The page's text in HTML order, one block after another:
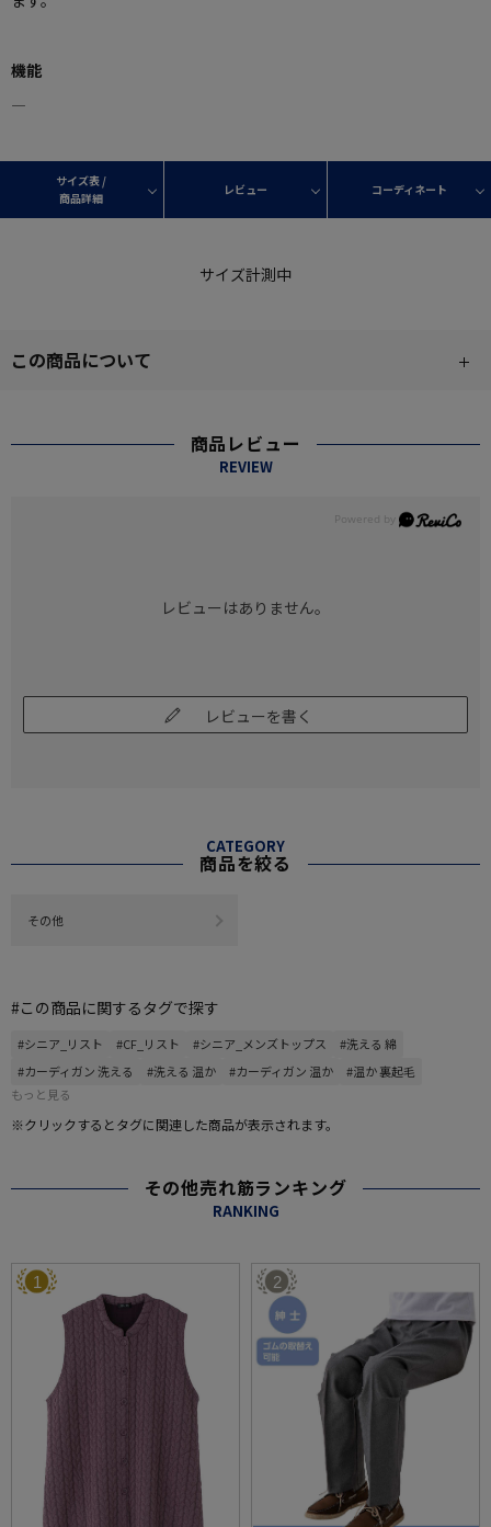
機能
―
サイズ表 /
商品詳細
レビュー コーディネート
サイズ計測中
この商品について
商品レビュー
REVIEW
レビューはありません。
レビューを書く
CATEGORY
商品を絞る
その他
#この商品に関するタグで探す
#シニア_リスト #CF_リスト #シニア_メンズトップス
#洗える 綿
#カーディガン 洗える
#洗える 温か #カーディガン 温か
#温か 裏起毛
もっと見る
※クリックするとタグに関連した商品が表示されます。
その他売れ筋ランキング
RANKING
1 2